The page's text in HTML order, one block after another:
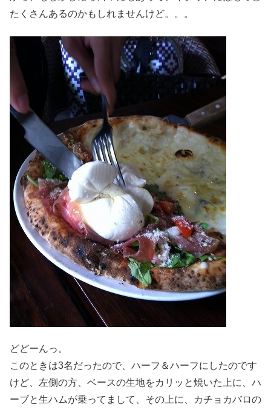
たくさんあるのかもしれませんけど。。。
どどーんっ。
このときは3名だったので、ハーフ＆ハーフにしたのです
けど、左側の方、ベースの生地をカリッと焼いた上に、ハ
ーブと生ハムが乗ってまして、その上に、カチョカバロの